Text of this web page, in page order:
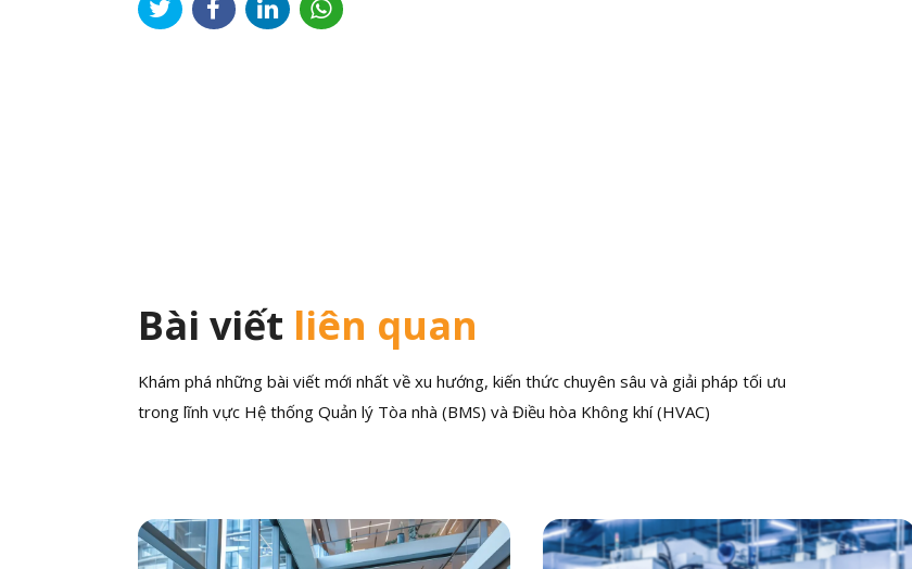
Bài viết liên quan
Khám phá những bài viết mới nhất về xu hướng, kiến thức chuyên sâu và giải pháp tối ưu
trong lĩnh vực Hệ thống Quản lý Tòa nhà (BMS) và Điều hòa Không khí (HVAC)